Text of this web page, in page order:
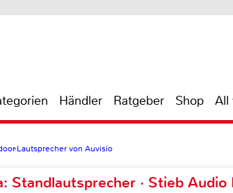
Händler Ratgeber Shop All
Lautsprecher von Auvisio
Standlautsprecher · Stieb Audio